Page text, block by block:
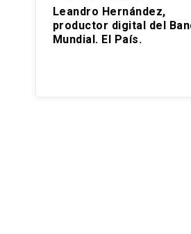
Leandro Hernández,
productor digital del
Mundial. El País.